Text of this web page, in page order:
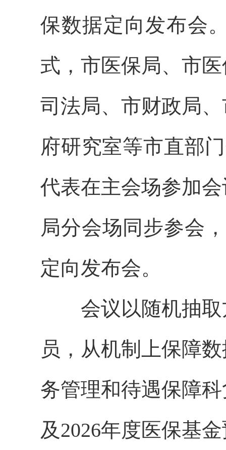
保数据定向发布会
式，市医保局、市
司法局、 市财政局
府研究室等市直部门
代表在主会场参加
局分会场同步参会，
定向发布会。
会议以随机抽
员，从机制上保障
务管理和待遇保障科
及2026年度医保基